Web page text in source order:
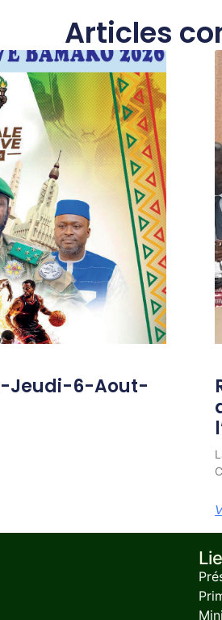
Articles
Jeudi-6-Aout-